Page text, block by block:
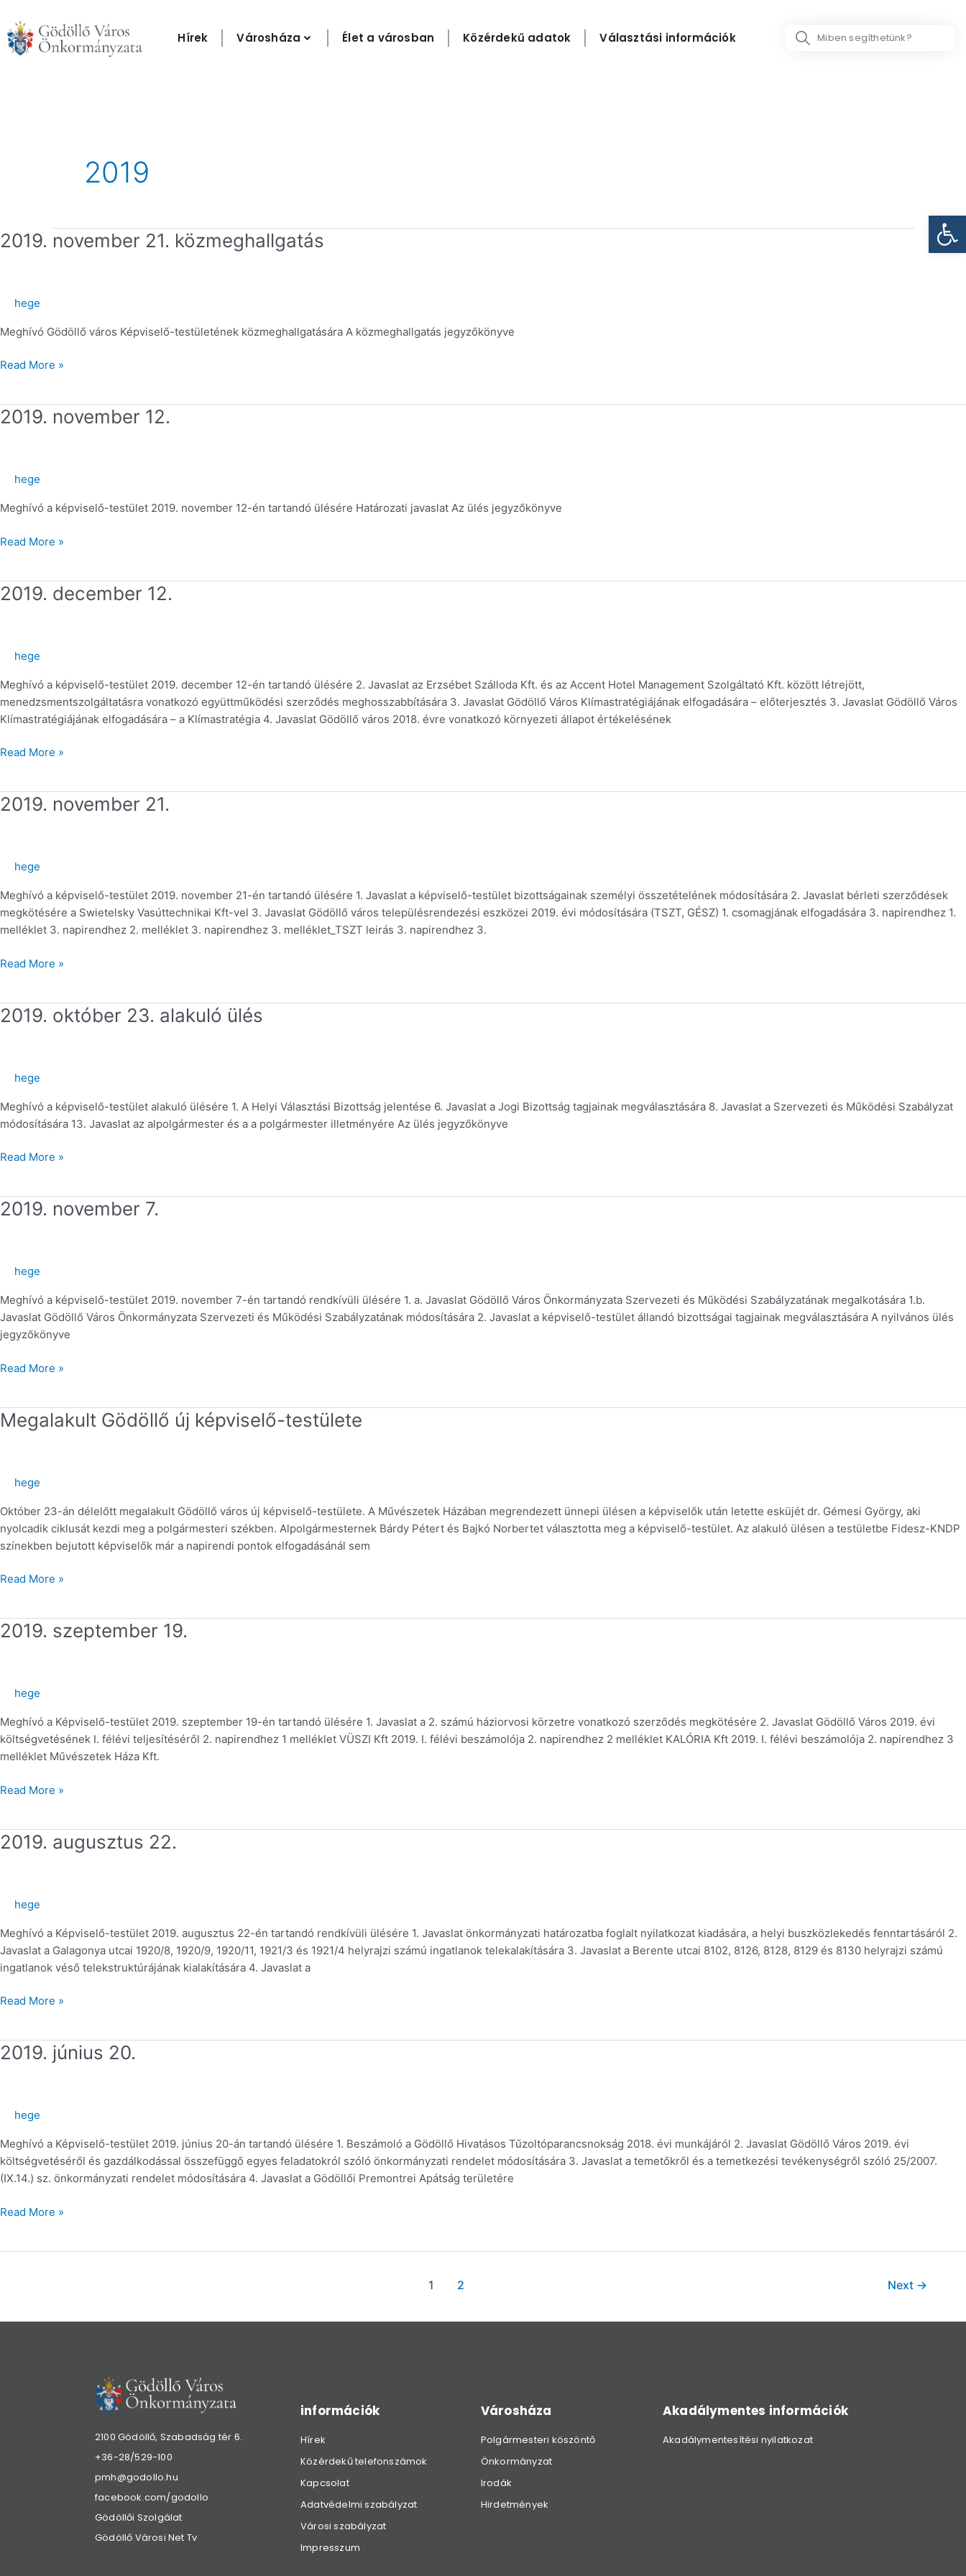
content
Hírek Városháza Élet a városban Közérdekű adatok Választási információk
Search
2019
2019. november 21. közmeghallgatás
hege
Meghívó Gödöllő város Képviselő-testületének közmeghallgatására A közmeghallgatás jegyzőkönyve
2019.
Read More »
2019. november 12.
hege
Meghívó a képviselő-testület 2019. november 12-én tartandó ülésére Határozati javaslat Az ülés jegyzőkönyve
2019.
Read More »
2019. december 12.
hege
Meghívó a képviselő-testület 2019. december 12-én tartandó ülésére 2. Javaslat az Erzsébet Szálloda Kft. és az Accent Hotel Management Szolgáltató Kft. között létrejött,
menedzsmentszolgáltatásra vonatkozó együttműködési szerződés meghosszabbítására 3. Javaslat Gödöllő Város Klímastratégiájának elfogadására – előterjesztés 3. Javaslat Gödöllő Város
Klímastratégiájának elfogadására – a Klímastratégia 4. Javaslat Gödöllő város 2018. évre vonatkozó környezeti állapot értékelésének
2019.
Read More »
2019. november 21.
hege
Meghívó a képviselő-testület 2019. november 21-én tartandó ülésére 1. Javaslat a képviselő-testület bizottságainak személyi összetételének módosítására 2. Javaslat bérleti szerződések
megkötésére a Swietelsky Vasúttechnikai Kft-vel 3. Javaslat Gödöllő város településrendezési eszközei 2019. évi módosítására (TSZT, GÉSZ) 1. csomagjának elfogadására 3. napirendhez 1.
melléklet 3. napirendhez 2. melléklet 3. napirendhez 3. melléklet_TSZT leirás 3. napirendhez 3.
2019.
Read More »
2019. október 23. alakuló ülés
hege
Meghívó a képviselő-testület alakuló ülésére 1. A Helyi Választási Bizottság jelentése 6. Javaslat a Jogi Bizottság tagjainak megválasztására 8. Javaslat a Szervezeti és Működési Szabályzat
módosítására 13. Javaslat az alpolgármester és a a polgármester illetményére Az ülés jegyzőkönyve
2019.
ülés
Read More »
2019. november 7.
hege
Meghívó a képviselő-testület 2019. november 7-én tartandó rendkívüli ülésére 1. a. Javaslat Gödöllő Város Önkormányzata Szervezeti és Működési Szabályzatának megalkotására 1.b.
Javaslat Gödöllő Város Önkormányzata Szervezeti és Működési Szabályzatának módosítására 2. Javaslat a képviselő-testület állandó bizottságai tagjainak megválasztására A nyilvános ülés
jegyzőkönyve
2019.
Read More »
Megalakult Gödöllő új képviselő-testülete
hege
Október 23-án délelőtt megalakult Gödöllő város új képviselő-testülete. A Művészetek Házában megrendezett ünnepi ülésen a képviselők után letette esküjét dr. Gémesi György, aki
nyolcadik ciklusát kezdi meg a polgármesteri székben. Alpolgármesternek Bárdy Pétert és Bajkó Norbertet választotta meg a képviselő-testület. Az alakuló ülésen a testületbe Fidesz-KNDP
színekben bejutott képviselők már a napirendi pontok elfogadásánál sem
Megalakult
Gödöllő
testülete
Read More »
2019. szeptember 19.
hege
Meghívó a Képviselő-testület 2019. szeptember 19-én tartandó ülésére 1. Javaslat a 2. számú háziorvosi körzetre vonatkozó szerződés megkötésére 2. Javaslat Gödöllő Város 2019. évi
költségvetésének I. félévi teljesítéséről 2. napirendhez 1 melléklet VÜSZI Kft 2019. I. félévi beszámolója 2. napirendhez 2 melléklet KALÓRIA Kft 2019. I. félévi beszámolója 2. napirendhez 3
melléklet Művészetek Háza Kft.
2019.
Read More »
2019. augusztus 22.
hege
Meghívó a Képviselő-testület 2019. augusztus 22-én tartandó rendkívüli ülésére 1. Javaslat önkormányzati határozatba foglalt nyilatkozat kiadására, a helyi buszközlekedés fenntartásáról 2.
Javaslat a Galagonya utcai 1920/8, 1920/9, 1920/11, 1921/3 és 1921/4 helyrajzi számú ingatlanok telekalakítására 3. Javaslat a Berente utcai 8102, 8126, 8128, 8129 és 8130 helyrajzi számú
ingatlanok véső telekstruktúrájának kialakítására 4. Javaslat a
2019.
Read More »
2019. június 20.
hege
Meghívó a Képviselő-testület 2019. június 20-án tartandó ülésére 1. Beszámoló a Gödöllő Hivatásos Tűzoltóparancsnokság 2018. évi munkájáról 2. Javaslat Gödöllő Város 2019. évi
költségvetéséről és gazdálkodással összefüggő egyes feladatokról szóló önkormányzati rendelet módosítására 3. Javaslat a temetőkről és a temetkezési tevékenységről szóló 25/2007.
(IX.14.) sz. önkormányzati rendelet módosítására 4. Javaslat a Gödöllői Premontrei Apátság területére
2019.
Read More »
1 2 Next →
2100 Gödöllő, Szabadság tér 6.
+36-28/529-100
pmh@godollo.hu
facebook.com/godollo
Gödöllői Szolgálat
Gödöllő Városi Net Tv
információk
Hírek
Közérdekű telefonszámok
Kapcsolat
Adatvédelmi szabályzat
Városi szabályzat
Impresszum
Városháza
Polgármesteri köszöntő
Önkormányzat
Irodák
Hirdetmények
Akadálymentes információk
Akadálymentesítési nyilatkozat